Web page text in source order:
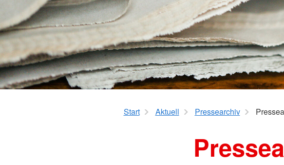
Tagespflege
AED-Standorte
Rotkreuzkurs EH Forst
Start Aktuell Pressearchiv